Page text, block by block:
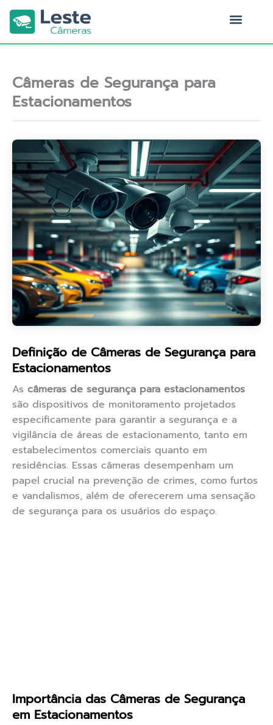
para
conteúdo
Câmeras de Segurança para
Estacionamentos
Definição de Câmeras de Segurança para
Estacionamentos
As câmeras de segurança para estacionamentos
são dispositivos de monitoramento projetados
especificamente para garantir a segurança e a
vigilância de áreas de estacionamento, tanto em
estabelecimentos comerciais quanto em
residências. Essas câmeras desempenham um
papel crucial na prevenção de crimes, como furtos
e vandalismos, além de oferecerem uma sensação
de segurança para os usuários do espaço.
Importância das Câmeras de Segurança
em Estacionamentos